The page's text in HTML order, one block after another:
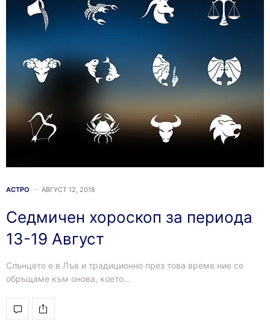
АСТРО АВГУСТ 12, 2018
Седмичен хороскоп за периода
13-19 Август
Слънцето е в Лъв и традиционно през това време ние се
обръщаме към онова, което…